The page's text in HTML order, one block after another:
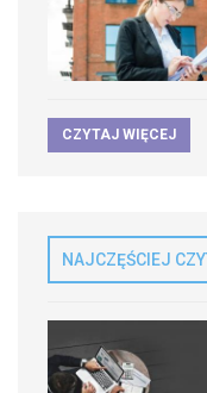
CZYTAJ WIĘCEJ
NAJCZĘŚCIEJ